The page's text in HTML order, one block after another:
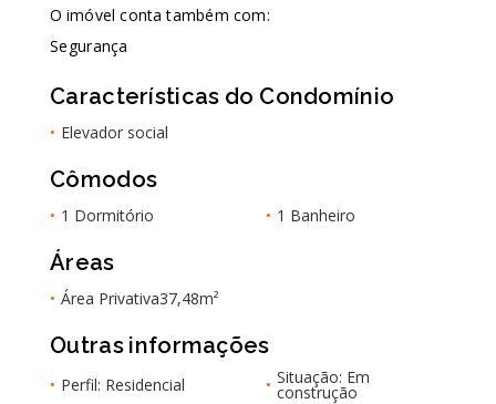
O imóvel conta também com:
Segurança
Características do Condomínio
• Elevador social
Cômodos
• 1 Dormitório • 1 Banheiro
Áreas
• Área Privativa37,48m²
Outras informações
• Perfil: Residencial • Situação: Em
construção